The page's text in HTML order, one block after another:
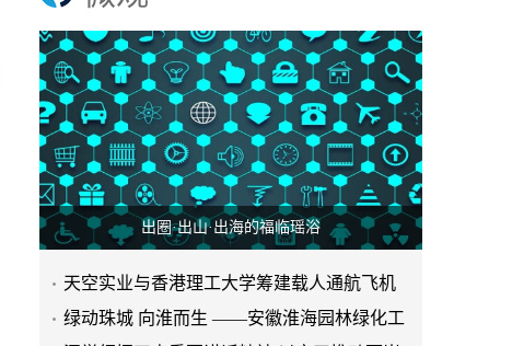
出圈·出山·出海的福临瑶浴
天空实业与香港理工大学筹建载人通航飞机
研究院
绿动珠城 向淮而生 ——安徽淮海园林绿化工